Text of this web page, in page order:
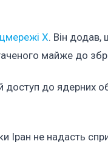
Х. Він додав,
майже до
до ядерних
Іран не надасть